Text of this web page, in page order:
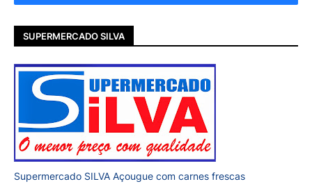
SUPERMERCADO SILVA
Supermercado SILVA Açougue com carnes frescas